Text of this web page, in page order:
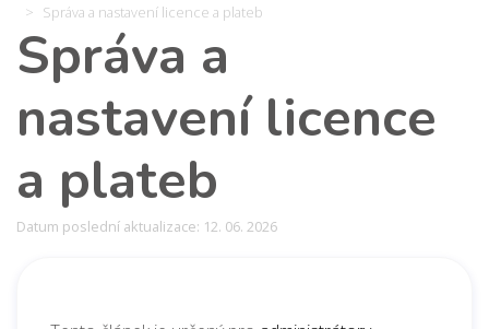
Správa a nastavení licence a plateb
Správa a
nastavení licence
a plateb
Datum poslední aktualizace: 12. 06. 2026